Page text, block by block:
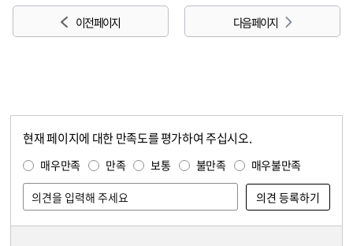
이전 페이지 다음 페이지
현재 페이지에 대한 만족도를 평가하여 주십시오.
매우만족 만족 보통 불만족 매우불만족